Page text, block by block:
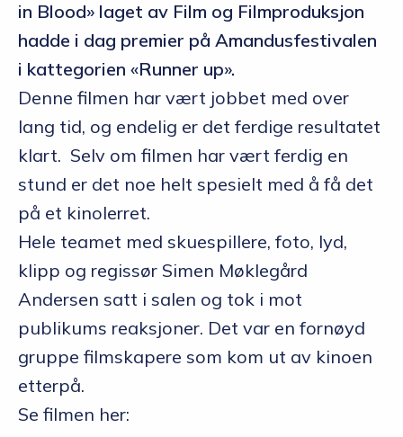
in Blood» laget av Film og Filmproduksjon
hadde i dag premier på Amandusfestivalen
i kattegorien «Runner up».
Denne filmen har vært jobbet med over
lang tid, og endelig er det ferdige resultatet
klart. Selv om filmen har vært ferdig en
stund er det noe helt spesielt med å få det
på et kinolerret.
Hele teamet med skuespillere, foto, lyd,
klipp og regissør Simen Møklegård
Andersen satt i salen og tok i mot
publikums reaksjoner. Det var en fornøyd
gruppe filmskapere som kom ut av kinoen
etterpå.
Se filmen her: